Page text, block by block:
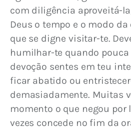
com diligência aproveitá-
Deus o tempo e o modo
que se digne visitar-te.
humilhar-te quando
devoção sentes em teu
ficar abatido ou
demasiadamente. Muitas
momento o que negou por
vezes concede no fim da